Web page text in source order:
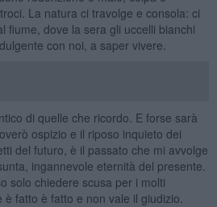
La natura ci travolge e consola: ci
fiume, dove la sera gli uccelli bianchi
con noi, a saper vivere.
di quelle che ricordo. E forse sarà
ospizio e il riposo inquieto dei
del futuro, è il passato che mi avvolge
ingannevole eternità del presente.
solo chiedere scusa per i molti
fatto è fatto e non vale il giudizio.